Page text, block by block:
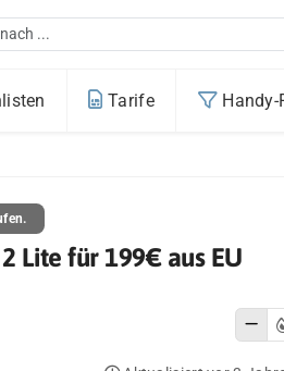
Tarife Handy-
Lite für 199€ aus EU